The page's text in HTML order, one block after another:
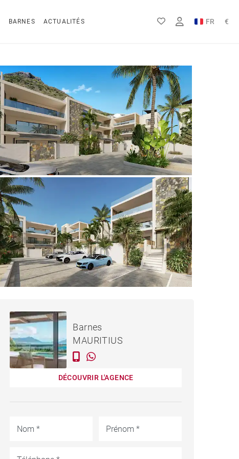
BARNES ACTUALITÉS FR
EN
€
Rs
APPARTEMENT RIVIÈRE
NOIRE - 257 M²
Barnes
MAURITIUS
DÉCOUVRIR L'AGENCE